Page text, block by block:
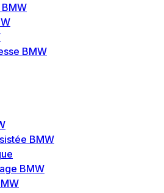
BMW
BMW
BMW